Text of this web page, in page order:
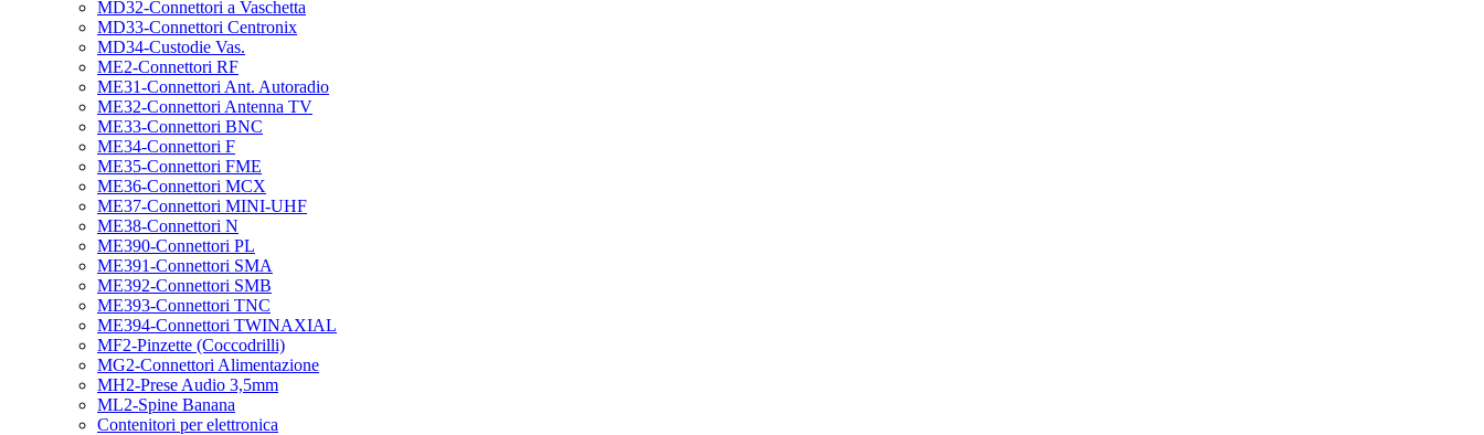
MD32-Connettori a Vaschetta
MD33-Connettori Centronix
MD34-Custodie Vas.
ME2-Connettori RF
ME31-Connettori Ant. Autoradio
ME32-Connettori Antenna TV
ME33-Connettori BNC
ME34-Connettori F
ME35-Connettori FME
ME36-Connettori MCX
ME37-Connettori MINI-UHF
ME38-Connettori N
ME390-Connettori PL
ME391-Connettori SMA
ME392-Connettori SMB
ME393-Connettori TNC
ME394-Connettori TWINAXIAL
MF2-Pinzette (Coccodrilli)
MG2-Connettori Alimentazione
MH2-Prese Audio 3,5mm
ML2-Spine Banana
Contenitori per elettronica